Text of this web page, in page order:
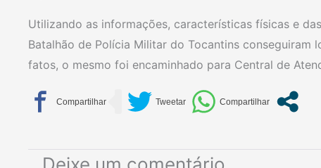
Utilizando as informações, características físicas e
Batalhão de Polícia Militar do Tocantins conseguiram
fatos, o mesmo foi encaminhado para Central de